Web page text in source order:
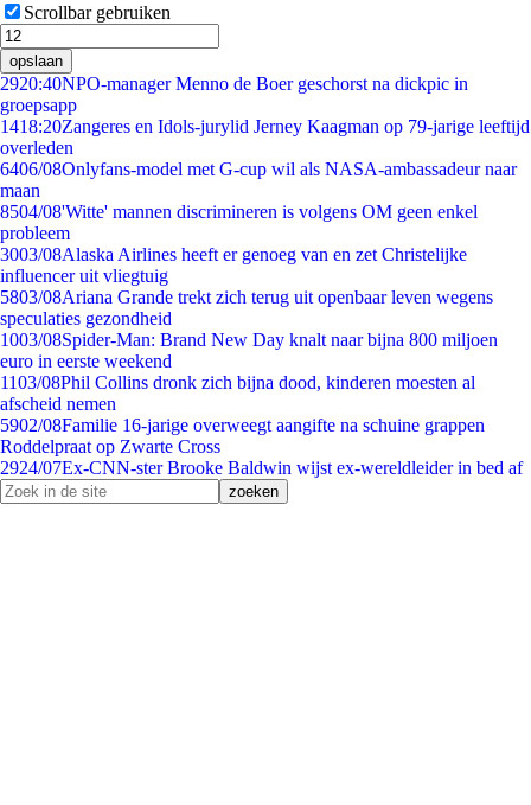
Scrollbar gebruiken
opslaan
2920:40NPO-manager Menno de Boer geschorst na dickpic in
groepsapp
1418:20Zangeres en Idols-jurylid Jerney Kaagman op 79-jarige leeftijd
overleden
6406/08Onlyfans-model met G-cup wil als NASA-ambassadeur naar
maan
8504/08'Witte' mannen discrimineren is volgens OM geen enkel
probleem
3003/08Alaska Airlines heeft er genoeg van en zet Christelijke
influencer uit vliegtuig
5803/08Ariana Grande trekt zich terug uit openbaar leven wegens
speculaties gezondheid
1003/08Spider-Man: Brand New Day knalt naar bijna 800 miljoen
euro in eerste weekend
1103/08Phil Collins dronk zich bijna dood, kinderen moesten al
afscheid nemen
5902/08Familie 16-jarige overweegt aangifte na schuine grappen
Roddelpraat op Zwarte Cross
2924/07Ex-CNN-ster Brooke Baldwin wijst ex-wereldleider in bed af